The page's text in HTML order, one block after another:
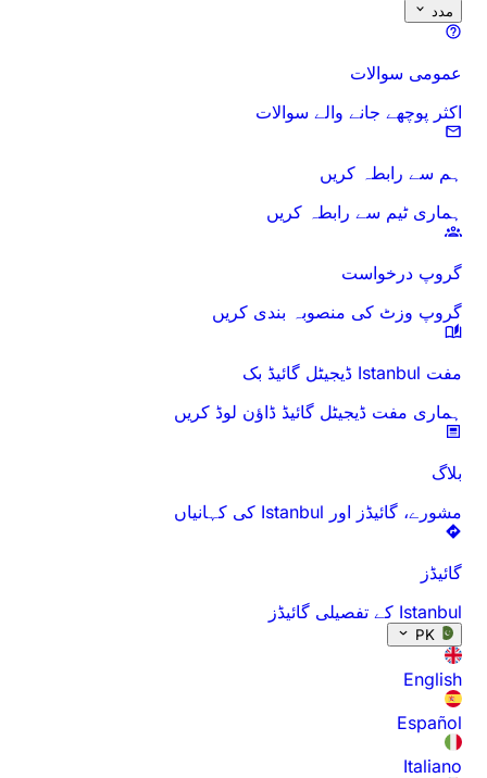
مدد
عمومی سوالات
اکثر پوچھے جانے والے سوالات
ہم سے رابطہ کریں
ہماری ٹیم سے رابطہ کریں
گروپ درخواست
گروپ وزٹ کی منصوبہ بندی کریں
مفت Istanbul ڈیجیٹل گائیڈ بک
ہماری مفت ڈیجیٹل گائیڈ ڈاؤن لوڈ کریں
بلاگ
مشورے، گائیڈز اور Istanbul کی کہانیاں
گائیڈز
Istanbul کے تفصیلی گائیڈز
PK
English
Español
Italiano